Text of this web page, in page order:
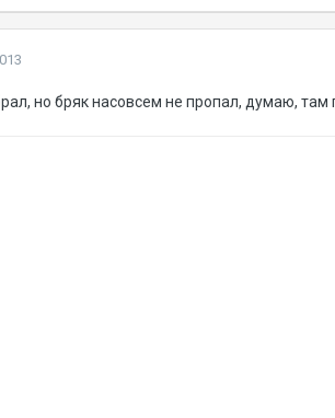
но бряк насовсем не пропал, думаю,